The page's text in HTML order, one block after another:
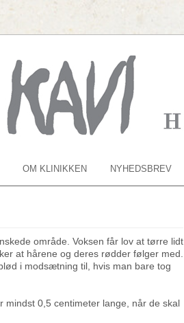
OM KLINIKKEN NYHEDSBREV
område. Voksen får lov at tørre lidt
at hårene og deres rødder følger med.
i modsætning til, hvis man bare tog
mindst 0,5 centimeter lange, når de skal